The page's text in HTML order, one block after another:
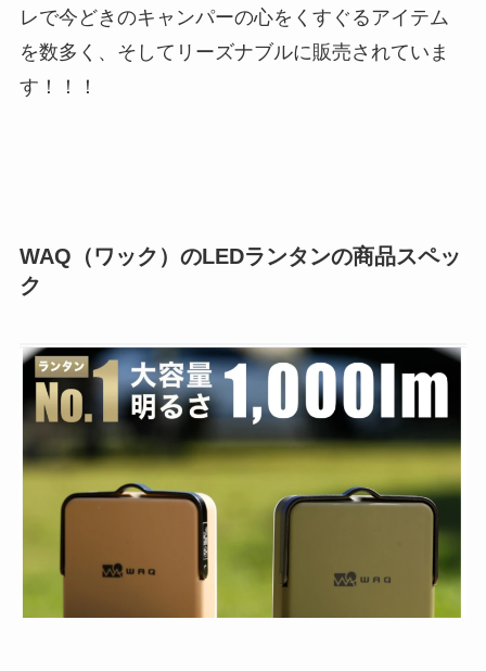
レで今どきのキャンパーの心をくすぐるアイテム
を数多く、そしてリーズナブルに販売されていま
す！！！
WAQ（ワック）のLEDランタンの商品スペッ
ク